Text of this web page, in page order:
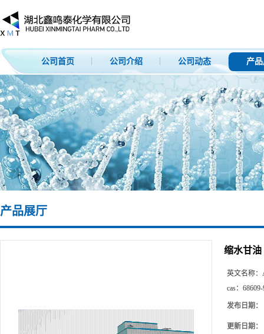
公司首页 公司介绍 公司动态 产
产品展厅
缩水甘油
英文名称：
cas：
发布日期：
更新日期：